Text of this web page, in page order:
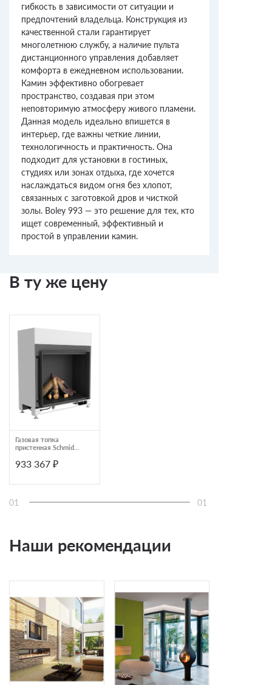
гибкость в зависимости от ситуации и
предпочтений владельца. Конструкция из
качественной стали гарантирует
многолетнюю службу, а наличие пульта
дистанционного управления добавляет
комфорта в ежедневном использовании.
Камин эффективно обогревает
пространство, создавая при этом
неповторимую атмосферу живого пламени.
Данная модель идеально впишется в
интерьер, где важны четкие линии,
технологичность и практичность. Она
подходит для установки в гостиных,
студиях или зонах отдыха, где хочется
наслаждаться видом огня без хлопот,
связанных с заготовкой дров и чисткой
золы. Boley 993 — это решение для тех, кто
ищет современный, эффективный и
простой в управлении камин.
В ту же цену
Газовая топка
пристенная Schmid
933 367 ₽
01 01
Наши рекомендации